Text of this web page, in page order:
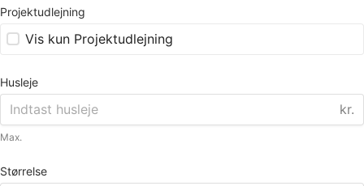
Projektudlejning
Vis kun Projektudlejning
Husleje
kr.
Max.
Størrelse